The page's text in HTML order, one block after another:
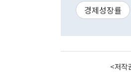
경제성장률
<저작